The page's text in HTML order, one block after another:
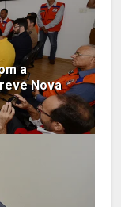
a
Nova